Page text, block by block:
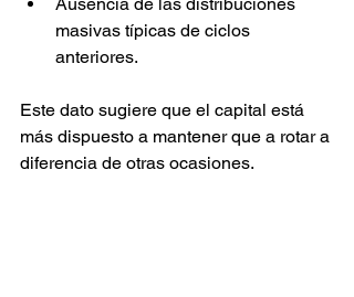
masivas típicas de ciclos
anteriores.
Este dato sugiere que el capital está
más dispuesto a mantener que a rotar a
diferencia de otras ocasiones.